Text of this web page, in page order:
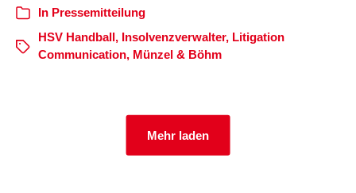
In Pressemitteilung
HSV Handball, Insolvenzverwalter, Litigation
Communication, Münzel & Böhm
Mehr laden